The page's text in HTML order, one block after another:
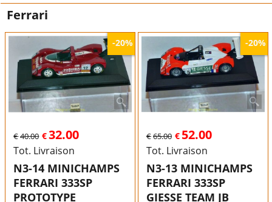
Ferrari
-20%
€40.00 €32.00
Tot. Livraison
N3-14 MINICHAMPS
FERRARI 333SP
PROTOTYPE
-20%
€65.00 € 52.00
Tot. Livraison
N3-13 MINICHAMPS
FERRARI 333SP
GIESSE TEAM JB